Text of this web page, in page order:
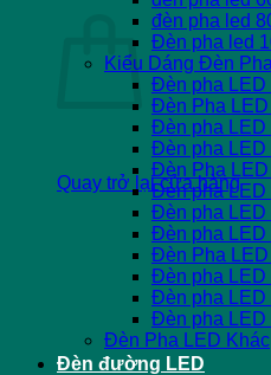
Quay trở lại cửa hàng
đèn pha led
Đèn pha led
Kiểu Dáng Đèn
Đèn pha LED
Đèn Pha LED
Đèn pha LED
Đèn pha LED
Đèn Pha
Đèn pha LED
Đèn pha LED
Đèn pha
Đèn Pha
Đèn pha LED
Đèn pha LED
Đèn pha LED
Đèn Pha LED Khác
Đèn đường LED